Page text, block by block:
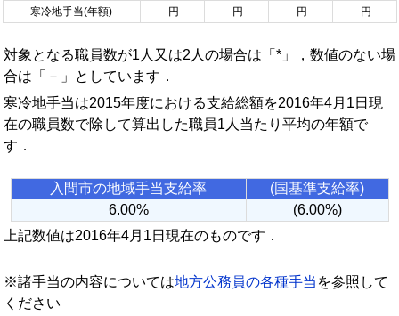
寒冷地手当(年額)
-円 -円 -円 -円
対象となる職員数が1人又は2人の場合は「*」，数値のない場
合は「－」としています．
寒冷地手当は2015年度における支給総額を2016年4月1日現
在の職員数で除して算出した職員1人当たり平均の年額で
す．
入間市の地域手当支給率
(国基準支給率)
6.00%
(6.00%)
上記数値は2016年4月1日現在のものです．
※諸手当の内容については地方公務員の各種手当 を参照して
ください